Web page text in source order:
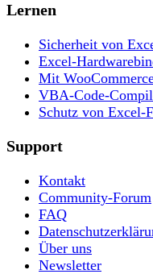
Lernen
Sicherheit von
Excel-
Mit
VBA-Code-
Schutz von Excel-
Support
Kontakt
Community-Forum
FAQ
Über uns
Newsletter